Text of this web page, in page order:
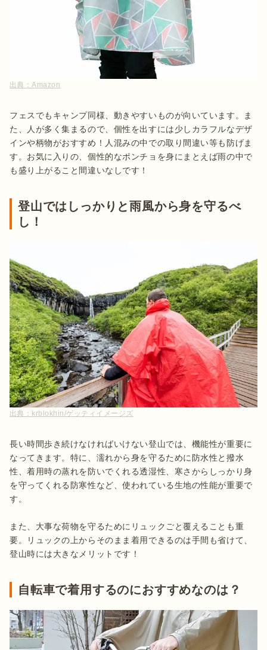
出典：Amazon
フェスでもキャンプ同様、動きやすいものが向いています。ま
た、人が多く集まるので、個性を出すには少しカラフルなデザ
インや柄物がおすすめ！人混みの中での取り間違い等も防げま
す。お気に入りの、個性的なポンチョを身にまとえば雨の中で
も盛り上がること間違いなしです！
登山ではしっかりと雨風から身を守るべ
し！
出典： krblokhin/ゲッティイメージズ
長い時間歩き続けなければいけない登山では、機能性が重要に
なってきます。特に、濡れから身を守るために防水性と撥水
性、着用時の蒸れを防いでくれる透湿性、寒さからしっかり身
を守ってくれる防寒性など、使われている生地の性能が重要で
す。
また、大事な荷物を守るためにリュックごと覆えることも重
要。リュックの上からそのまま着用できるのは手間も省けて、
登山時には大きなメリットです！
自転車で着用するのにおすすめなのは？